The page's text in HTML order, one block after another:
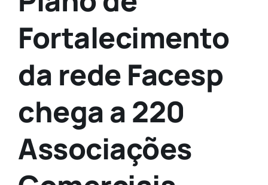
Fortalecimento
da rede Facesp
chega a 220
Associações